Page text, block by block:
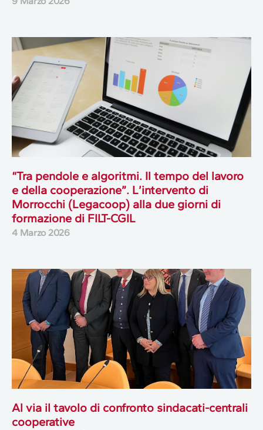
“Tra pendole e algoritmi. Il tempo del lavoro
e della cooperazione”. L’intervento di
Morrocchi (Legacoop) alla due giorni di
formazione di FILT-CGIL
4 Marzo 2026
Al via il tavolo di confronto sindacati-centrali
cooperative